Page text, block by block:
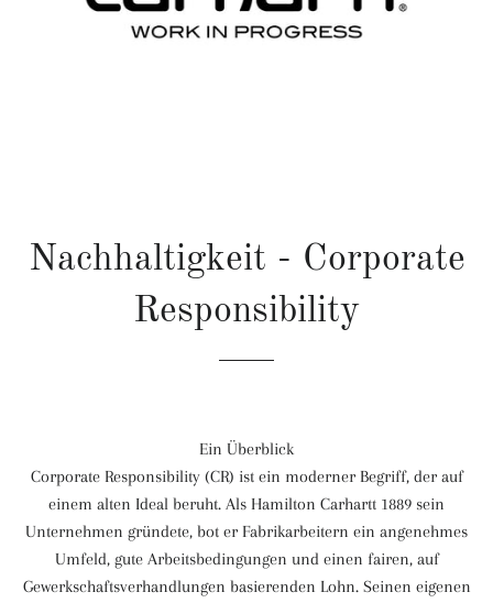
Nachhaltigkeit - Corporate
Responsibility
Ein Überblick
Corporate Responsibility (CR) ist ein moderner Begriff, der auf
einem alten Ideal beruht. Als Hamilton Carhartt 1889 sein
Unternehmen gründete, bot er Fabrikarbeitern ein angenehmes
Umfeld, gute Arbeitsbedingungen und einen fairen, auf
Gewerkschaftsverhandlungen basierenden Lohn. Seinen eigenen